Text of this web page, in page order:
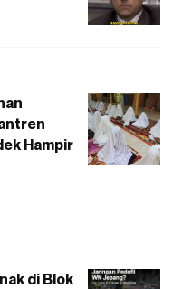
Hampir
di Blok